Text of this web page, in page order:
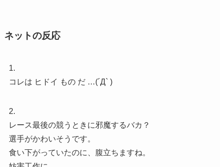
ネットの反応
1.
コレは ヒドイ もの だ …(´Д` )
2.
レース最後の競うときに邪魔するバカ？
選手がかわいそうです。
食い下がっていたのに、腹立ちますね。